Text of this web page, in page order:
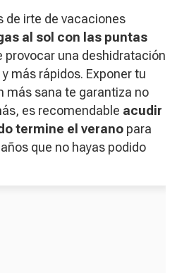
de irte de vacaciones
al sol con las puntas
provocar una deshidratación
más rápidos. Exponer tu
más sana te garantiza no
es recomendable acudir
termine el verano para
que no hayas podido